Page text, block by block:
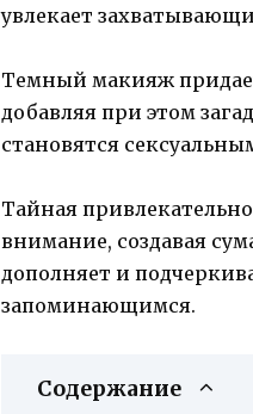
увлекает
Темный макияж
добавляя при этом
становятся
Тайная
внимание, создавая
дополняет и
запоминающимся.
Содержание